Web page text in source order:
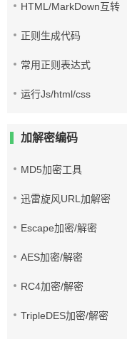
HTML/MarkDown互转
正则生成代码
常用正则表达式
运行Js/html/css
加解密编码
MD5加密工具
迅雷旋风URL加解密
Escape加密/解密
AES加密/解密
RC4加密/解密
TripleDES加密/解密